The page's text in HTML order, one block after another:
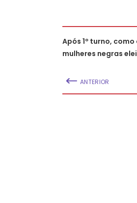
Após 1º turno,
mulheres negras
ANTERIOR